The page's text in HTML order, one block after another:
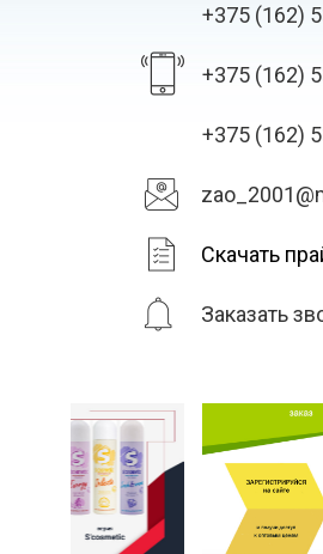
Скачать
Заказать
+375 (162)
+375 (162)
+375 (162)